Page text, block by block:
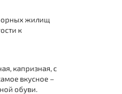
жилищ
к
капризная, с
вкусное –
обуви.